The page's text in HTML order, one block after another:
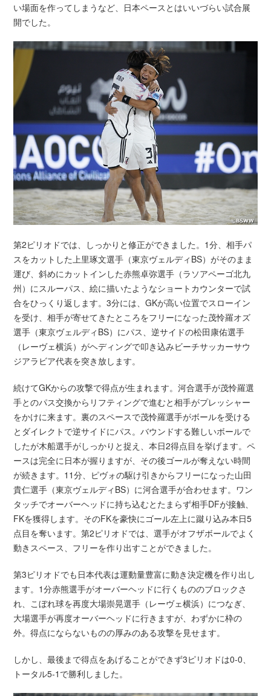
い場面を作ってしまうなど、日本ペースとはいいづらい試合展
開でした。
第2ピリオドでは、しっかりと修正ができました。1分、相手パ
スをカットした上里琢文選手（東京ヴェルディBS）がそのまま
運び、斜めにカットインした赤熊卓弥選手（ラソアペーゴ北九
州）にスルーパス、絵に描いたようなショートカウンターで試
合をひっくり返します。3分には、GKが高い位置でスローイン
を受け、相手が寄せてきたところをフリーになった茂怜羅オズ
選手（東京ヴェルディBS）にパス、逆サイドの松田康佑選手
（レーヴェ横浜）がヘディングで叩き込みビーチサッカーサウ
ジアラビア代表を突き放します。
続けてGKからの攻撃で得点が生まれます。河合選手が茂怜羅選
手とのパス交換からリフティングで進むと相手がプレッシャー
をかけに来ます。裏のスペースで茂怜羅選手がボールを受ける
とダイレクトで逆サイドにパス。バウンドする難しいボールで
したが木船選手がしっかりと捉え、本日2得点目を挙げます。ペ
ースは完全に日本が握りますが、その後ゴールが奪えない時間
が続きます。11分、ピヴォの駆け引きからフリーになった山田
貴仁選手（東京ヴェルディBS）に河合選手が合わせます。ワン
タッチでオーバーヘッドに持ち込むとたまらず相手DFが接触、
FKを獲得します。そのFKを豪快にゴール左上に蹴り込み本日5
点目を奪います。第2ピリオドでは、選手がオフザボールでよく
動きスペース、フリーを作り出すことができました。
第3ピリオドでも日本代表は運動量豊富に動き決定機を作り出し
ます。1分赤熊選手がオーバーヘッドに行くもののブロックさ
れ、こぼれ球を再度大場崇晃選手（レーヴェ横浜）につなぎ、
大場選手が再度オーバーヘッドに行きますが、わずかに枠の
外。得点にならないものの厚みのある攻撃を見せます。
しかし、最後まで得点をあげることができず3ピリオドは0-0、
トータル5-1で勝利しました。